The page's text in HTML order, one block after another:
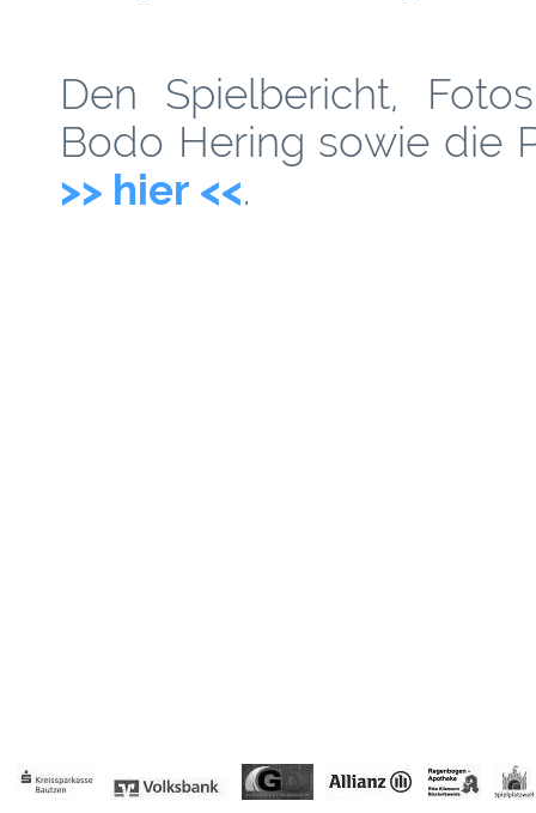
Den Spielbericht,
Bodo Hering sowie die
>> hier <<.